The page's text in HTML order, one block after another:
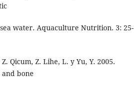
water. Aquaculture Nutrition. 3: 25-
Qicum, Z. Lihe, L. y Yu, Y. 2005.
bone